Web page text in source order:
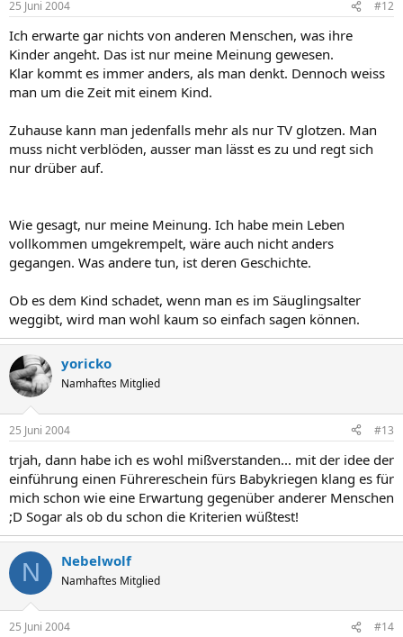
25 Juni 2004 #12
Ich erwarte gar nichts von anderen Menschen, was ihre
Kinder angeht. Das ist nur meine Meinung gewesen.
Klar kommt es immer anders, als man denkt. Dennoch weiss
man um die Zeit mit einem Kind.
Zuhause kann man jedenfalls mehr als nur TV glotzen. Man
muss nicht verblöden, ausser man lässt es zu und regt sich
nur drüber auf.
Wie gesagt, nur meine Meinung. Ich habe mein Leben
vollkommen umgekrempelt, wäre auch nicht anders
gegangen. Was andere tun, ist deren Geschichte.
Ob es dem Kind schadet, wenn man es im Säuglingsalter
weggibt, wird man wohl kaum so einfach sagen können.
yoricko
Namhaftes Mitglied
25 Juni 2004 #13
trjah, dann habe ich es wohl mißverstanden... mit der idee der
einführung einen Führereschein fürs Babykriegen klang es für
mich schon wie eine Erwartung gegenüber anderer Menschen
;D Sogar als ob du schon die Kriterien wüßtest!
N Nebelwolf
Namhaftes Mitglied
25 Juni 2004 #14